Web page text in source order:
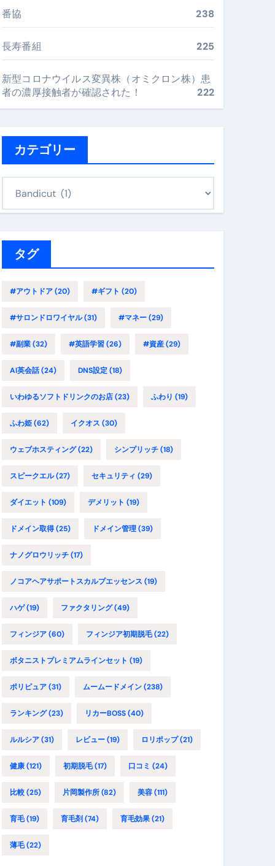
たの寝室に最適解を出す快眠ガイド
足腰と体幹”を育てる選び方＆続け方ガイド
目的別に失敗しない
散り対策の選び方
番協 238
長寿番組 225
新型コロナウイルス変異株（オミクロン株）患
者の濃厚接触者が確認された！
222
カテゴリー
タグ
#アウトドア(20) #ギフト (20)
#サロンドロワイヤル(31) #マネー(29)
#副業(32) #英語学習(26) #資産(29)
AI英会話(24) DNS設定(18)
いわゆるソフトドリンクのお店(23) ふわり (19)
ふわ姫(62) イクオス (30)
ウェブホスティング(22) シンプリッチ(18)
スピークエル(27) セキュリティ (29)
ダイエット (109) デメリット (19)
ドメイン取得(25) ドメイン管理(39)
ナノグロウリッチ(17)
ノコアヘアサポートスカルプエッセンス (19)
ハゲ(19) ファクタリング(49)
フィンジア(60) フィンジア初期脱毛(22)
ボタニストプレミアムラインセット (19)
ポリピュア(31) ムームードメイン(238)
ランキング(23) リカーBOSS(40)
ルルシア(31) レビュー(19) ロリポップ(21)
健康(121) 初期脱毛(17) 口コミ (24)
比較(25) 片岡製作所(82) 美容(111)
育毛(19) 育毛剤 (74) 育毛効果(21)
薄毛(22)